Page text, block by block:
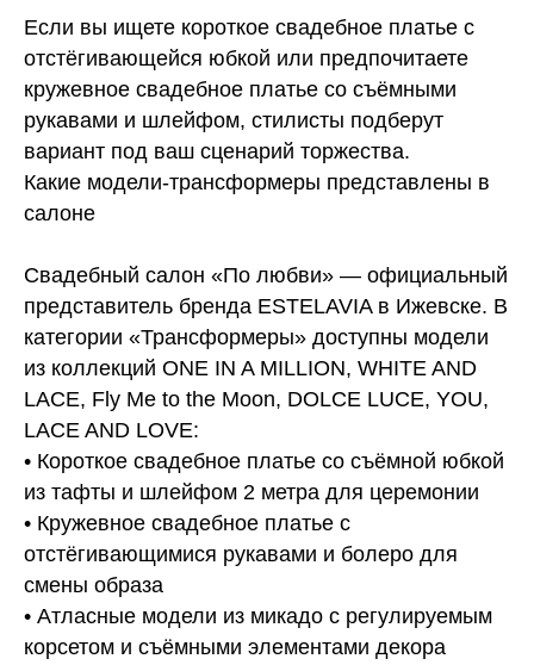
Если вы ищете короткое свадебное платье с
отстёгивающейся юбкой или предпочитаете
кружевное свадебное платье со съёмными
рукавами и шлейфом, стилисты подберут
вариант под ваш сценарий торжества.
Какие модели-трансформеры представлены в
салоне
Свадебный салон «По любви» — официальный
представитель бренда ESTELAVIA в Ижевске. В
категории «Трансформеры» доступны модели
из коллекций ONE IN A MILLION, WHITE AND
LACE, Fly Me to the Moon, DOLCE LUCE, YOU,
LACE AND LOVE:
• Короткое свадебное платье со съёмной юбкой
из тафты и шлейфом 2 метра для церемонии
• Кружевное свадебное платье с
отстёгивающимися рукавами и болеро для
смены образа
• Атласные модели из микадо с регулируемым
корсетом и съёмными элементами декора